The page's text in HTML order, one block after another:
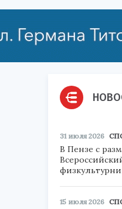
31 июля 2026
В Пензе с
15 июля 2026